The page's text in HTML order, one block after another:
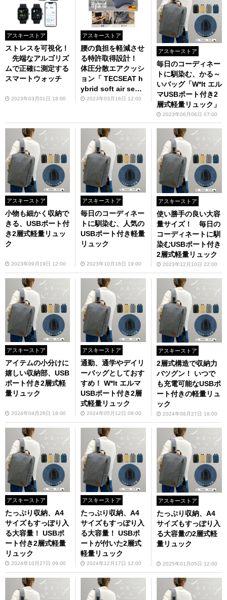
アスキーストア
ストレスを可視化！
先端なアルゴリズ
ムで正確に測定する
スマートウォッチ
2023年03月01日 18:00
アスキーストア
腰の負担を軽減させ
る特許取得設計！
体圧分散エアクッシ
ョン「 TECSEAT h
ybrid soft air sea
t」2023年03月16日 12:00
アスキーストア
毎日のコーディネー
トに馴染む、かる～
いバッグ「W*lt エル
マUSBポート付き2
層式軽量リュック」
2023年06月06日 07:00
アスキーストア
小物も細かく収納で
きる、USBポート付
き2層式軽量リュッ
ク
2023年09月19日 12:00
アスキーストア
毎日のコーディネー
トに馴染む、人気の
USBポート付き軽量
リュック
2023年10月16日 19:00
アスキーストア
使い勝手の良い大容
量サイズ！ 毎日の
コーディネートに馴
染むUSBポート付き
2層式軽量リュック
2023年12月10日 22:00
アスキーストア
アイテムの小分けに
嬉しい収納部、USB
ポート付き2層式軽
量リュック
2024年04月28日 18:00
アスキーストア
通勤、通学やデイリ
ーバッグとしておす
すめ！ W*lt エルマ
USBポート付き2層
式軽量リュック
2024年05月12日 09:00
アスキーストア
2層式構造で収納力
バツグン！ いつで
も充電可能なUSBポ
ート付きの軽量リュ
ック
2024年08月27日 18:00
アスキーストア
たっぷり収納、A4
サイズもすっぽり入
る大容量！ USBポ
ート付き2層式軽量
リュック
2024年10月27日 09:00
アスキーストア
たっぷり収納、A4
サイズもすっぽり入
る大容量！ USBポ
ートが付いた2層式
軽量リュック
2024年12月17日 12:00
アスキーストア
たっぷり収納、A4
サイズもすっぽり入
る大容量の2層式軽
量リュック
2025年01月05日 12:00